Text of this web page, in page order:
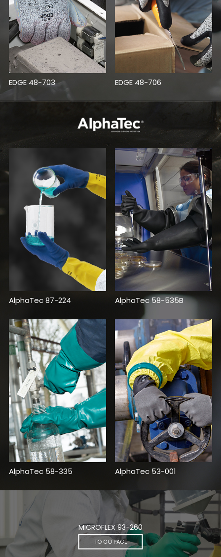
EDGE 48-703 EDGE 48-706
AlphaTec 87-224 AlphaTec 58-535B
AlphaTec 58-335 AlphaTec 53-001
MICROFLEX 93-260
TO GO PAGE